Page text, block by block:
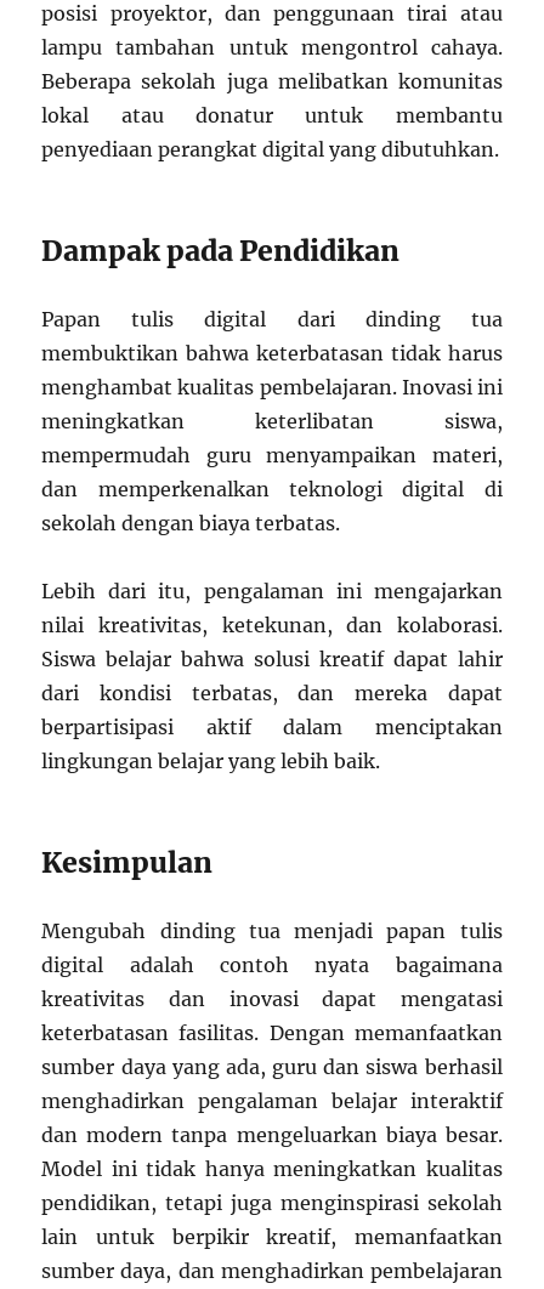
posisi proyektor, dan penggunaan tirai atau
lampu tambahan untuk mengontrol cahaya.
Beberapa sekolah juga melibatkan komunitas
lokal atau donatur untuk membantu
penyediaan perangkat digital yang dibutuhkan.
Dampak pada Pendidikan
Papan tulis digital dari dinding tua
membuktikan bahwa keterbatasan tidak harus
menghambat kualitas pembelajaran. Inovasi ini
meningkatkan keterlibatan siswa,
mempermudah guru menyampaikan materi,
dan memperkenalkan teknologi digital di
sekolah dengan biaya terbatas.
Lebih dari itu, pengalaman ini mengajarkan
nilai kreativitas, ketekunan, dan kolaborasi.
Siswa belajar bahwa solusi kreatif dapat lahir
dari kondisi terbatas, dan mereka dapat
berpartisipasi aktif dalam menciptakan
lingkungan belajar yang lebih baik.
Kesimpulan
Mengubah dinding tua menjadi papan tulis
digital adalah contoh nyata bagaimana
kreativitas dan inovasi dapat mengatasi
keterbatasan fasilitas. Dengan memanfaatkan
sumber daya yang ada, guru dan siswa berhasil
menghadirkan pengalaman belajar interaktif
dan modern tanpa mengeluarkan biaya besar.
Model ini tidak hanya meningkatkan kualitas
pendidikan, tetapi juga menginspirasi sekolah
lain untuk berpikir kreatif, memanfaatkan
sumber daya, dan menghadirkan pembelajaran